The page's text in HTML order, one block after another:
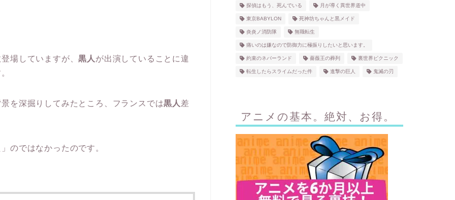
場していますが、黒人 が出演していることに違
を深掘りしてみたところ、フランスでは黒人 差
のではなかったのです。
探偵はもう、死んでいる 月が導く異世界道中
東京BABYLON 死神坊ちゃんと黒メイド
炎炎ノ消防隊 無職転生
痛いのは嫌なので防御力に極振りしたいと思います。
約束のネバーランド 薔薇王の葬列 裏世界ピクニック
転生したらスライムだった件 進撃の巨人 鬼滅の刃
アニメの基本。絶対、お得。